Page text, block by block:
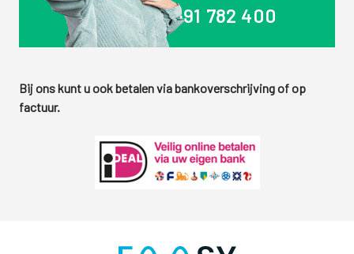
+31 591 782 400
Bij ons kunt u ook betalen via bankoverschrijving of op
factuur.